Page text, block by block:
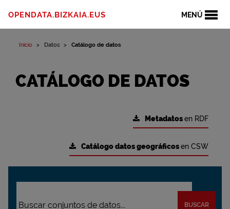
MENÚ
OPENDATA.BIZKAIA.EUS
Inicio Datos Catálogo de datos
CATÁLOGO DE DATOS
Metadatosen RDF
Catálogo datos geográficosen CSW
BUSCAR